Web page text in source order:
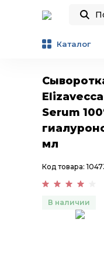
Каталог
Serum
мл
Код товара:
В наличии